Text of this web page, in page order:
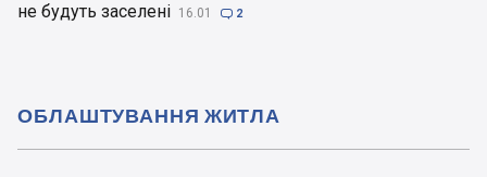
не будуть заселені 16.01  2
ОБЛАШТУВАННЯ ЖИТЛА